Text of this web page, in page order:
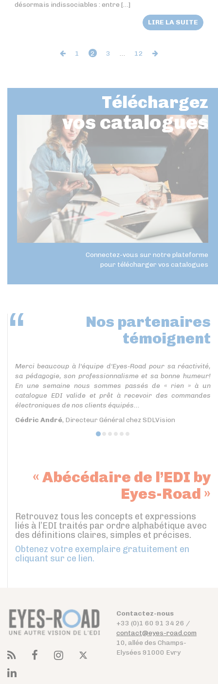
désormais indissociables : entre […]
LIRE LA SUITE
1 2 3 … 12
Téléchargez
vos catalogues
Connectez-vous sur notre plateforme
pour télécharger vos catalogues
Nos partenaires
témoignent
Merci beaucoup à l'équipe d'Eyes-Road pour sa réactivité,
sa pédagogie, son professionnalisme et sa bonne humeur!
En une semaine nous sommes passés de « rien » à un
catalogue EDI valide et prêt à recevoir des commandes
électroniques de nos clients équipés...
Cédric André, Directeur Général chez SDLVision
« Abécédaire de l’EDI by
Eyes-Road »
Retrouvez tous les concepts et expressions
liés à l’EDI traités par ordre alphabétique avec
des définitions claires, simples et précises.
Obtenez votre exemplaire gratuitement en
cliquant sur ce lien.
Contactez-nous
+33 (0)1 60 91 34 26 /
contact@eyes-road.com
10, allée des Champs-
Elysées 91000 Evry